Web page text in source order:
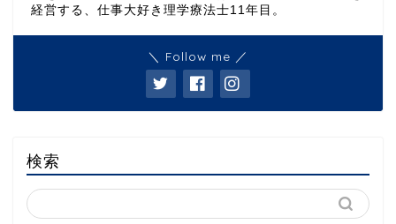
経営する、仕事大好き理学療法士11年目。
＼ Follow me ／
検索